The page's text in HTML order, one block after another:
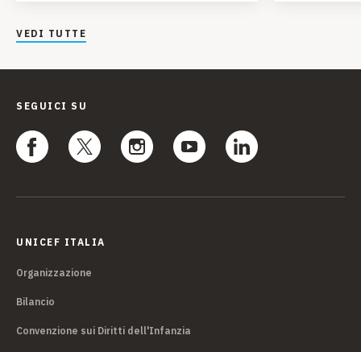
VEDI TUTTE
SEGUICI SU
UNICEF ITALIA
Organizzazione
Bilancio
Convenzione sui Diritti dell'Infanzia